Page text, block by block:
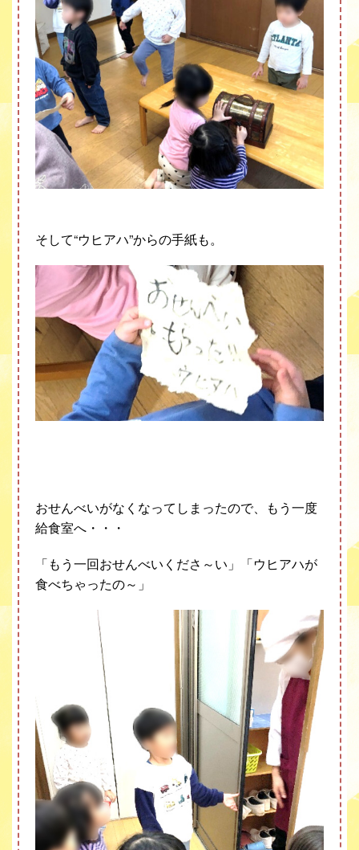
そして“ウヒアハ”からの手紙も。
おせんべいがなくなってしまったので、もう一度
給食室へ・・・
「もう一回おせんべいくださ～い」
「ウヒアハが
食べちゃったの～」